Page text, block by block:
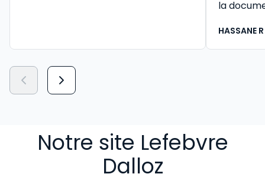
la
HASSANE R
Notre site Lefebvre
Dalloz